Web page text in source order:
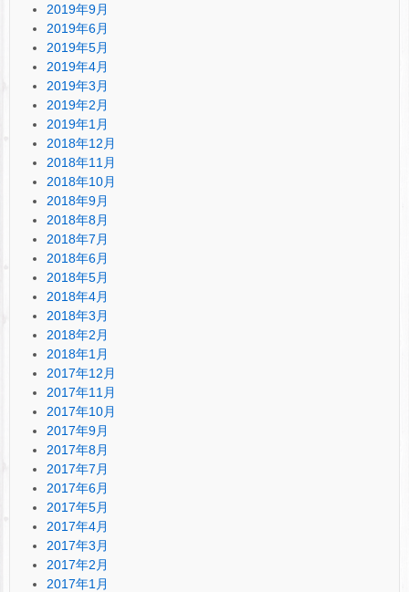
2019年9月
2019年6月
2019年5月
2019年4月
2019年3月
2019年2月
2019年1月
2018年12月
2018年11月
2018年10月
2018年9月
2018年8月
2018年7月
2018年6月
2018年5月
2018年4月
2018年3月
2018年2月
2018年1月
2017年12月
2017年11月
2017年10月
2017年9月
2017年8月
2017年7月
2017年6月
2017年5月
2017年4月
2017年3月
2017年2月
2017年1月